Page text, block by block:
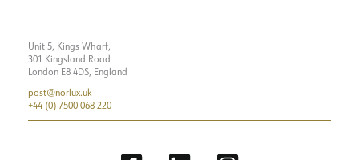
Unit 5, Kings Wharf,
301 Kingsland Road
London E8 4DS, England
post@norlux.uk
+44 (0) 7500 068 220